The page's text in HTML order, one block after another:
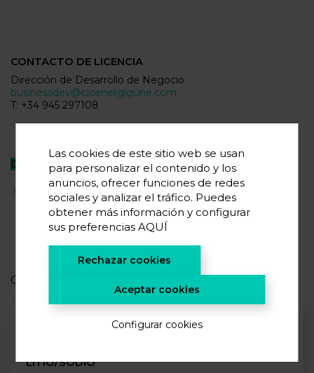
CONTACTO DE LICENCIA
Dirección de Desarrollo de Negocio
businessdev@cicenergigune.com
T: +34 945 297108
Documentos relacionados
Ficha descargable (PDF 155 KB)
OTRAS
ELECTROLITOS POLIMÉRICOS DE PVA-
LITIO/SODIO
Las cookies de este sitio web se usan
para personalizar el contenido y los
anuncios, ofrecer funciones de redes
sociales y analizar el tráfico. Puedes
obtener más información y configurar
sus preferenciasAQUÍ
Rechazar cookies
Aceptar cookies
Configurar cookies